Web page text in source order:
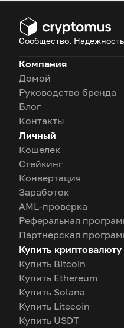
Сообщество,
Компания
Домой
Руководство бренда
Блог
Контакты
Личный
Кошелек
Стейкинг
Конвертация
Заработок
AML-проверка
Реферальная
Партнерская
Купить криптовалюту
Купить Bitcoin
Купить Ethereum
Купить Solana
Купить Litecoin
Купить USDT